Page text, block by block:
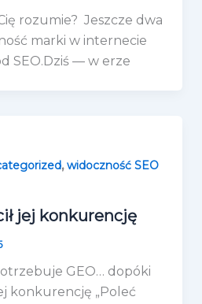
rozumie? Jeszcze dwa
marki w internecie
SEO.Dziś — w erze
,widoczność SEO
jej konkurencję
GEO… dopóki
konkurencję „Poleć